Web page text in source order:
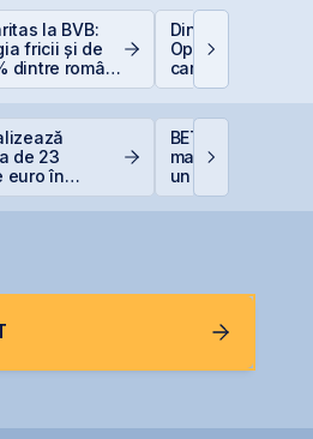
la BVB:
fricii și de
dintre români
la
Dincolo de
Oportunitățile
care construiesc
viitorul AI
de 23
euro în
BET atinge un
maxim istoric la
un avans de
la începutul